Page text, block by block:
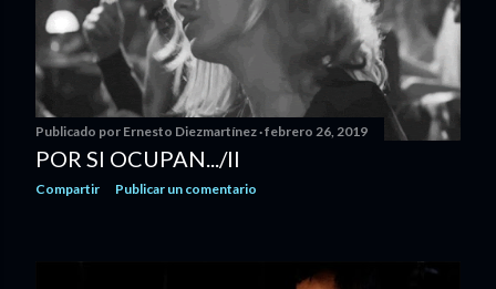
s
Publicado por Ernesto Diezmartínez febrero 26, 2019
POR SI OCUPAN.../II
Compartir Publicar un comentario